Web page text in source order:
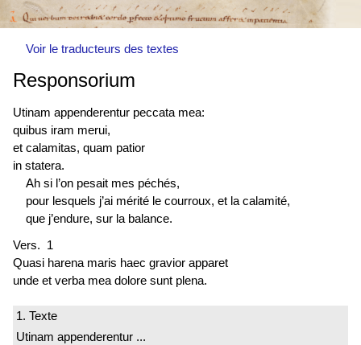
Voir le traducteurs des textes
Responsorium
Utinam appenderentur peccata mea:
quibus iram merui,
et calamitas, quam patior
in statera.
Ah si l’on pesait mes péchés,
pour lesquels j’ai mérité le courroux, et la calamité,
que j’endure, sur la balance.
Vers. 1
Quasi harena maris haec gravior apparet
unde et verba mea dolore sunt plena.
1. Texte
Utinam appenderentur ...